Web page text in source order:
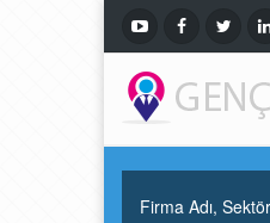
Firma Adı,